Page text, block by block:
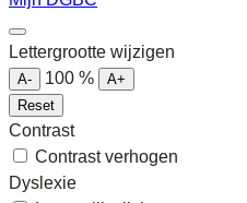
Lettergrootte wijzigen
A- 100 %
A+
Reset
Contrast
Contrast verhogen
Dyslexie